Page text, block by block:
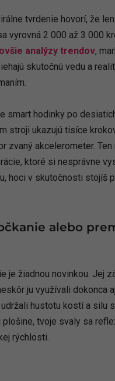
tvrdenie hovorí, že
vyrovná 2 000 až 3 000
analýzy trendov,
skutočnú vedu a
smart hodinky po
stroji ukazujú tisíce
zvaný akcelerometer. Ten
ktoré si nesprávne
hoci v skutočnosti stojíš
alebo
je žiadnou novinkou. Jej
ju využívali dokonca
hustotu kostí a silu
plošine, tvoje svaly sa
rýchlosti.